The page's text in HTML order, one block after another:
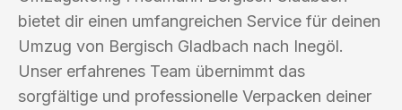
bietet dir einen umfangreichen Service für deinen
Umzug von Bergisch Gladbach nach Inegöl.
Unser erfahrenes Team übernimmt das
sorgfältige und professionelle Verpacken deiner